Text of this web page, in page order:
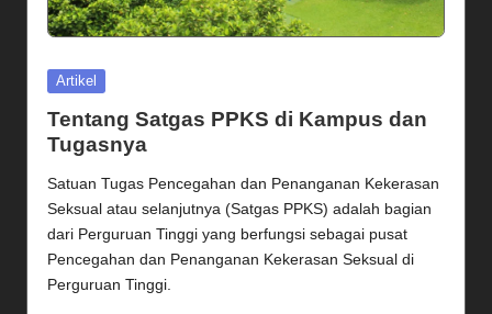
Posted
Artikel
Tentang Satgas PPKS di Kampus dan
Tugasnya
Satuan Tugas Pencegahan dan Penanganan Kekerasan
Seksual atau selanjutnya (Satgas PPKS) adalah bagian
dari Perguruan Tinggi yang berfungsi sebagai pusat
Pencegahan dan Penanganan Kekerasan Seksual di
Perguruan Tinggi.